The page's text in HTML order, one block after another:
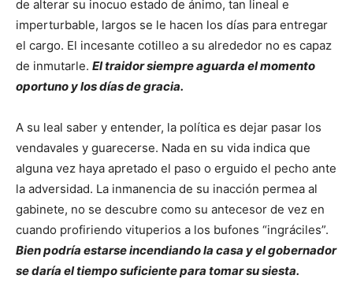
de alterar su inocuo estado de ánimo, tan lineal e
imperturbable, largos se le hacen los días para entregar
el cargo. El incesante cotilleo a su alrededor no es capaz
de inmutarle. El traidor siempre aguarda el momento
oportuno y los días de gracia.
A su leal saber y entender, la política es dejar pasar los
vendavales y guarecerse. Nada en su vida indica que
alguna vez haya apretado el paso o erguido el pecho ante
la adversidad. La inmanencia de su inacción permea al
gabinete, no se descubre como su antecesor de vez en
cuando profiriendo vituperios a los bufones “ingráciles”.
Bien podría estarse incendiando la casa y el gobernador
se daría el tiempo suficiente para tomar su siesta.